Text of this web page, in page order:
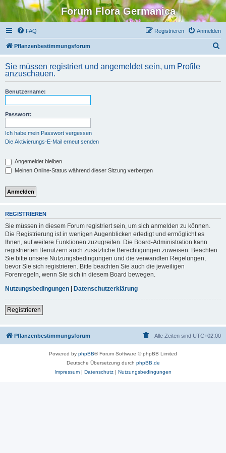
Forum Flora Germanica
FAQ Anmelden
Registrieren
Pflanzenbestimmungsforum
h
Sie müssen registriert und angemeldet sein, um Profile
anzuschauen.
Benutzername:
Passwort:
Ich habe mein Passwort vergessen
Die Aktivierungs-E-Mail erneut senden
Angemeldet bleiben
Meinen Online-Status während dieser Sitzung verbergen
REGISTRIEREN
Sie müssen in diesem Forum registriert sein, um sich anmelden zu können.
Die Registrierung ist in wenigen Augenblicken erledigt und ermöglicht es
Ihnen, auf weitere Funktionen zuzugreifen. Die Board-Administration kann
registrierten Benutzern auch zusätzliche Berechtigungen zuweisen. Beachten
Sie bitte unsere Nutzungsbedingungen und die verwandten Regelungen,
bevor Sie sich registrieren. Bitte beachten Sie auch die jeweiligen
Forenregeln, wenn Sie sich in diesem Board bewegen.
Nutzungsbedingungen | Datenschutzerklärung
Registrieren
Pflanzenbestimmungsforum Alle Zeiten sind UTC+02:00
Powered by phpBB® Forum Software © phpBB Limited
Deutsche Übersetzung durch phpBB.de
Impressum | Datenschutz | Nutzungsbedingungen